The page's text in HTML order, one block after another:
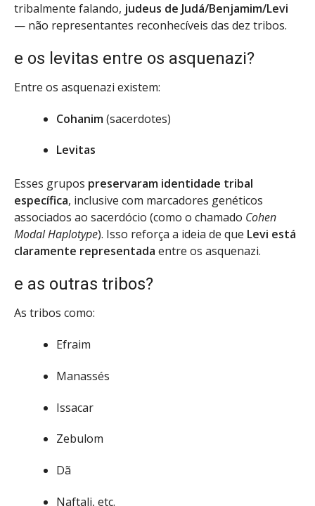
tribalmente falando, judeus de Judá/Benjamim/Levi
— não representantes reconhecíveis das dez tribos.
e os levitas entre os asquenazi?
Entre os asquenazi existem:
Cohanim(sacerdotes)
Levitas
Esses grupos preservaram identidade tribal
específica, inclusive com marcadores genéticos
associados ao sacerdócio (como o chamado Cohen
Modal Haplotype). Isso reforça a ideia de que Levi está
claramente representada entre os asquenazi.
e as outras tribos?
As tribos como:
Efraim
Manassés
Issacar
Zebulom
Dã
Naftali, etc.